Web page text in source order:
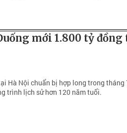
mới 1.800 tỷ đồng
Hà Nội chuẩn bị hợp long trong tháng
trình lịch sử hơn 120 năm tuổi.